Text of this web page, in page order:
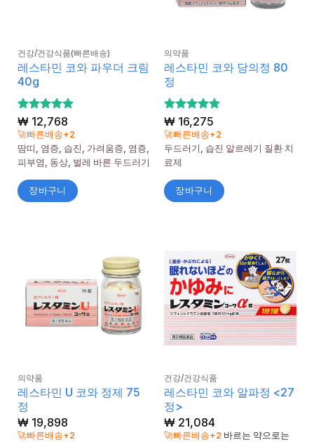
건강/건강식품(빠른배송)
레스타민 코와 파우더 크림
40g
5 중에서
5로 평가
됨
₩12,768
🚀빠른배송+2
땀띠, 염증, 습진, 가려움증, 염증,
피부염, 동상, 벌레 바른 두드러기
장바구니
의약품
레스타민 코와 당의정 80
정
5 중에서
5로 평가
됨
₩16,275
🚀빠른배송+2
두드러기, 습진 알르레기 질환 치
료제
장바구니
의약품
레스타민 U 코와 정제 75
정
₩19,898
🚀빠른배송+2
건강/건강식품
레스타민 코와 알파정 <27
정>
₩21,084
🚀빠른배송+2바르는 약으로는